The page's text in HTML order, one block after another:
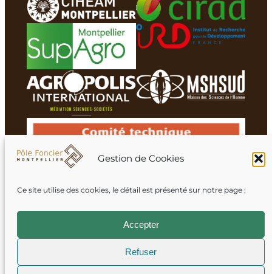
Gestion de Cookies
Ce site utilise des cookies, le détail est présenté sur notre page :
Accepter
Refuser
Membres du réseau